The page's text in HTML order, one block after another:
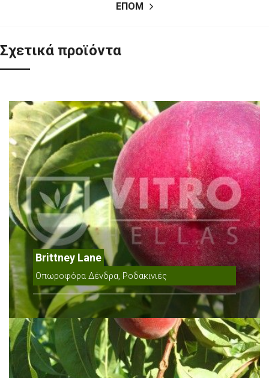
ΕΠΟΜ
Σχετικά προϊόντα
Brittney Lane
Οπωροφόρα Δένδρα, Ροδακινιές